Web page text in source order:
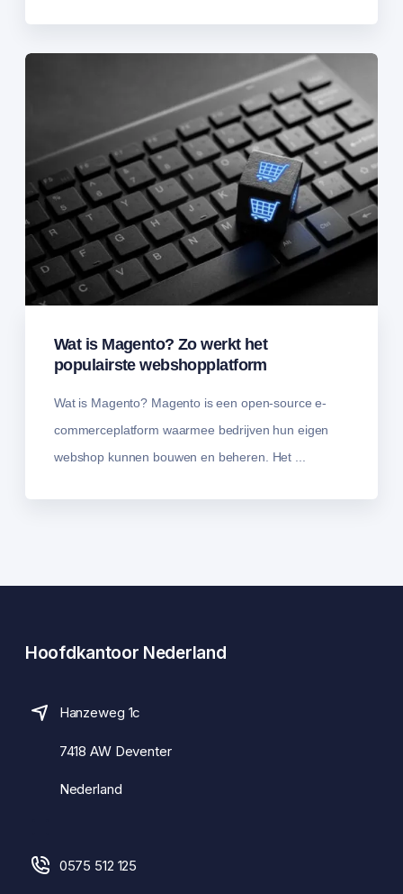
Wat is Magento? Zo werkt het
populairste webshopplatform
Wat is Magento? Magento is een open-source e-
commerceplatform waarmee bedrijven hun eigen
webshop kunnen bouwen en beheren. Het ...
Hoofdkantoor Nederland
Hanzeweg 1c
7418 AW Deventer
Nederland
0575 512 125